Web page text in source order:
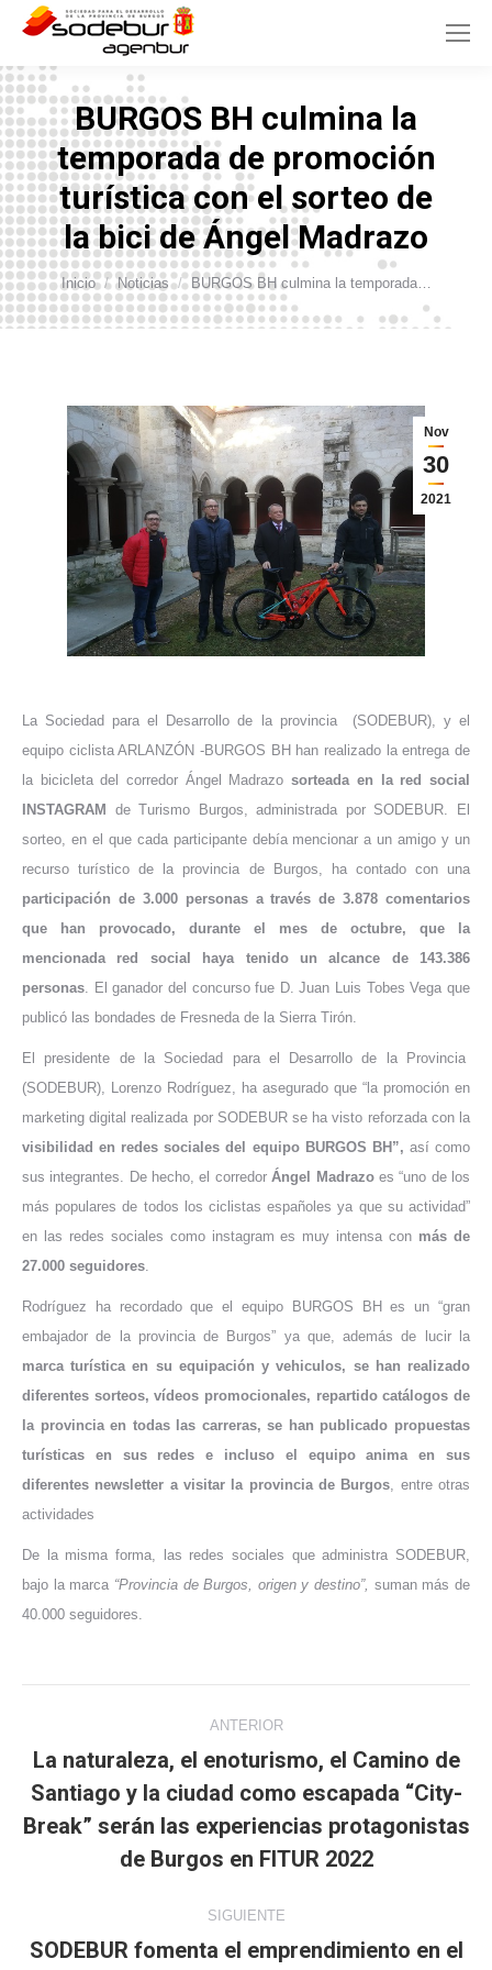
BURGOS BH culmina la
temporada de promoción
turística con el sorteo de
la bici de Ángel Madrazo
Estás aquí:
Inicio Noticias BURGOS BH culmina la temporada…
Nov
30
2021
La Sociedad para el Desarrollo de la provincia (SODEBUR), y el
equipo ciclista ARLANZÓN -BURGOS BH han realizado la entrega de
la bicicleta del corredor Ángel Madrazosorteada en la red social
INSTAGRAM de Turismo Burgos, administrada por SODEBUR. El
sorteo, en el que cada participante debía mencionar a un amigo y un
recurso turístico de la provincia de Burgos, ha contado con una
participación de 3.000 personas a través de 3.878 comentarios
que han provocado, durante el mes de octubre, que la
mencionada red social haya tenido un alcance de 143.386
personas. El ganador del concurso fue D. Juan Luis Tobes Vega que
publicó las bondades de Fresneda de la Sierra Tirón.
El presidente de la Sociedad para el Desarrollo de la Provincia
(SODEBUR), Lorenzo Rodríguez, ha asegurado que “la promoción en
marketing digital realizada por SODEBUR se ha visto reforzada con la
visibilidad en redes sociales del equipo BURGOS BH”, así como
sus integrantes. De hecho, el corredorÁngel Madrazoes “uno de los
más populares de todos los ciclistas españoles ya que su actividad”
en las redes sociales como instagram es muy intensa con más de
27.000 seguidores.
Rodríguez ha recordado que el equipo BURGOS BH es un “gran
embajador de la provincia de Burgos” ya que, además de lucir la
marca turística en su equipación y vehiculos, se han realizado
diferentes sorteos, vídeos promocionales, repartido catálogos de
la provincia en todas las carreras, se han publicado propuestas
turísticas en sus redes e incluso el equipo anima en sus
diferentes newsletter a visitar la provincia de Burgos, entre otras
actividades
De la misma forma, las redes sociales que administra SODEBUR,
bajo la marca “Provincia de Burgos, origen y destino”, suman más de
40.000 seguidores.
entre
publicaciones
ANTERIOR
anterior:
La naturaleza, el enoturismo, el Camino de
Santiago y la ciudad como escapada “City-
Break” serán las experiencias protagonistas
de Burgos en FITUR 2022
SIGUIENTE
SODEBUR fomenta el emprendimiento en el